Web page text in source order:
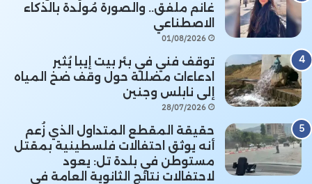
غانم ملفق.. والصورة مُولَّدة بالذكاء
الاصطناعي
01/08/2026
توقف فني في بئر بيت إيبا يُثير
ادعاءات مضللة حول وقف ضخ المياه
إلى نابلس وجنين
28/07/2026
حقيقة المقطع المتداول الذي زُعم
أنه يوثق احتفالات فلسطينية بمقتل
مستوطن في بلدة تل: يعود
لاحتفالات نتائج الثانوية العامة في